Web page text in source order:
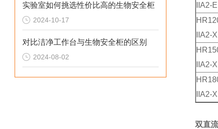
实验室如何挑选性价比高的生物安全柜
2024-10-17
对比洁净工作台与生物安全柜的区别
2024-08-02
IIA2-E
HR
IIA2-X
HR
IIA2-X
HR
IIA2-X
双直